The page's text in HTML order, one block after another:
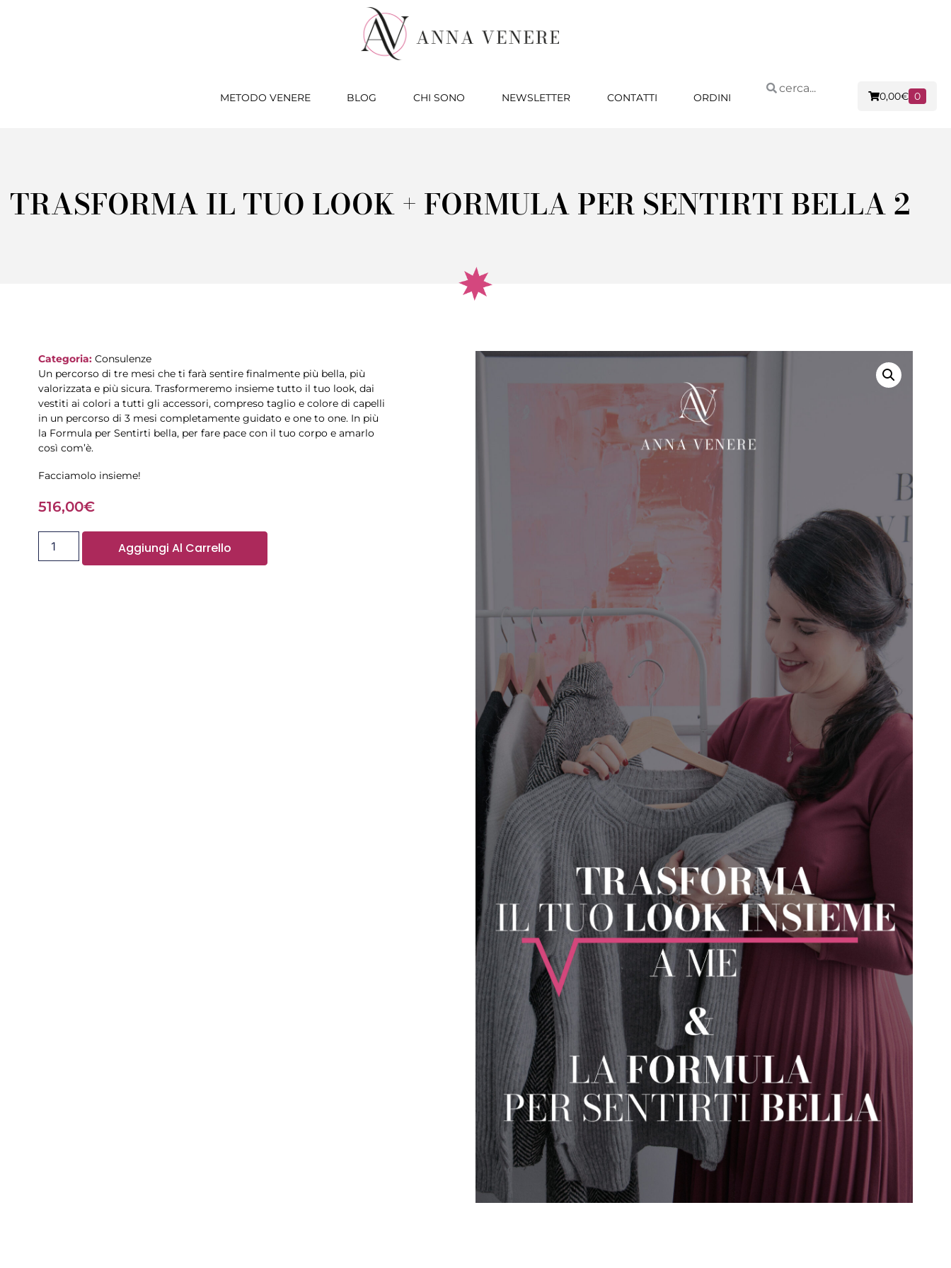
METODO VENERE BLOG CHI SONO NEWSLETTER CONTATTI ORDINI 0,00€ 0
TRASFORMA IL TUO LOOK + FORMULA PER SENTIRTI BELLA 2
Categoria: Consulenze
Un percorso di tre mesi che ti farà sentire finalmente più bella, più
valorizzata e più sicura. Trasformeremo insieme tutto il tuo look, dai
vestiti ai colori a tutti gli accessori, compreso taglio e colore di capelli
in un percorso di 3 mesi completamente guidato e one to one. In più
la Formula per Sentirti bella, per fare pace con il tuo corpo e amarlo
così com’è.
Facciamolo insieme!
516,00€
Aggiungi Al Carrello